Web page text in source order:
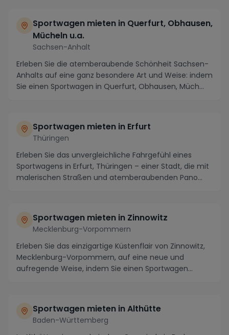
Sportwagen mieten in Querfurt, Obhausen,
Mücheln u.a.
Sachsen-Anhalt
Erleben Sie die atemberaubende Schönheit Sachsen-
Anhalts auf eine ganz besondere Art und Weise: indem
Sie einen Sportwagen in Querfurt, Obhausen, Müch...
Sportwagen mieten in Erfurt
Thüringen
Erleben Sie das unvergleichliche Fahrgefühl eines
Sportwagens in Erfurt, Thüringen – einer Stadt, die mit
malerischen Straßen und atemberaubenden Pano...
Sportwagen mieten in Zinnowitz
Mecklenburg-Vorpommern
Erleben Sie das einzigartige Küstenflair von Zinnowitz,
Mecklenburg-Vorpommern, auf eine neue und
aufregende Weise, indem Sie einen Sportwagen
Sportwagen mieten in Althütte
Baden-Württemberg